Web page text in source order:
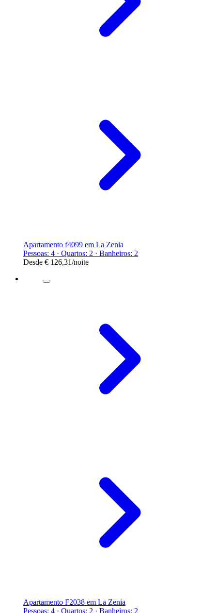
Apartamento f4099 em La Zenia
Pessoas: 4 · Quartos: 2 · Banheiros: 2
Desde € 126,31/noite
Apartamento F2038 em La Zenia
Pessoas: 4 · Quartos: 2 · Banheiros: 2